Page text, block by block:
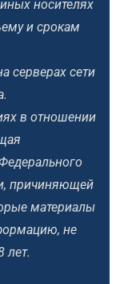
носителях
и срокам
серверах сети
в отношении
причиняющей
материалы
не
лет.